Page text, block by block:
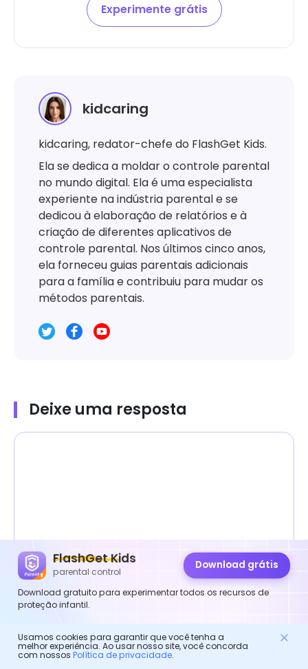
Experimente grátis
kidcaring
kidcaring, redator-chefe do FlashGet Kids.
Ela se dedica a moldar o controle parental
no mundo digital. Ela é uma especialista
experiente na indústria parental e se
dedicou à elaboração de relatórios e à
criação de diferentes aplicativos de
controle parental. Nos últimos cinco anos,
ela forneceu guias parentais adicionais
para a família e contribuiu para mudar os
métodos parentais.
Deixe uma resposta
FlashGet Kids
parental control
Download grátis
Download gratuito para experimentar todos os recursos de
proteção infantil.
Usamos cookies para garantir que você tenha a
melhor experiência. Ao usar nosso site, você concorda
com nossos Política de privacidade.